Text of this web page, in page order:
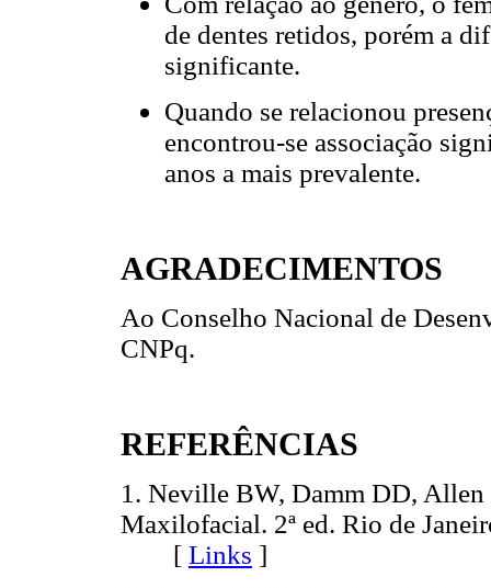
de dentes retidos, porém a
significante.
Quando se relacionou
encontrou-se associação
anos a mais prevalente.
AGRADECIMENTOS
Ao Conselho Nacional de
CNPq.
REFERÊNCIAS
1. Neville BW, Damm DD,
Maxilofacial. 2ª ed. Rio de
[ Links ]